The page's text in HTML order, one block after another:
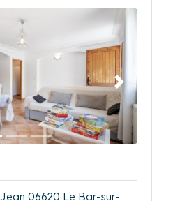
Suivant
06620 Le Bar-sur-